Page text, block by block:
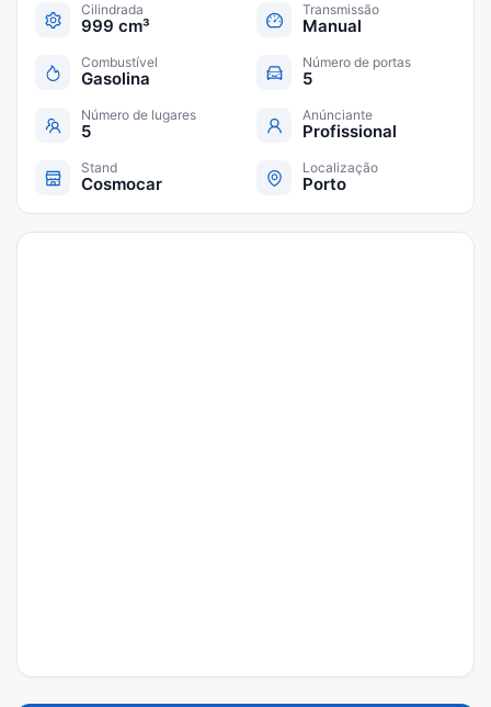
Cilindrada
999 cm³
Transmissão
Manual
Combustível
Gasolina
Número de portas
5
Número de lugares
5
Anúnciante
Profissional
Stand
Cosmocar
Localização
Porto